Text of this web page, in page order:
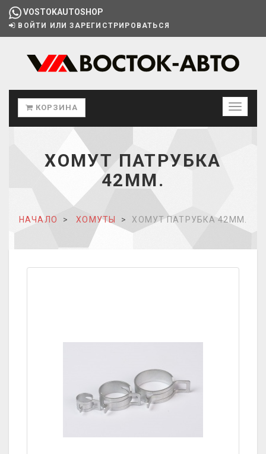
VOSTOKAUTOSHOP
ВОЙТИ ИЛИ ЗАРЕГИСТРИРОВАТЬСЯ
КОРЗИНА
ХОМУТ ПАТРУБКА
42ММ.
НАЧАЛО ХОМУТЫ ХОМУТ ПАТРУБКА 42ММ.